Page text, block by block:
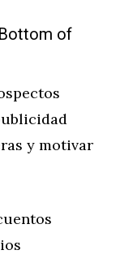
of
y motivar